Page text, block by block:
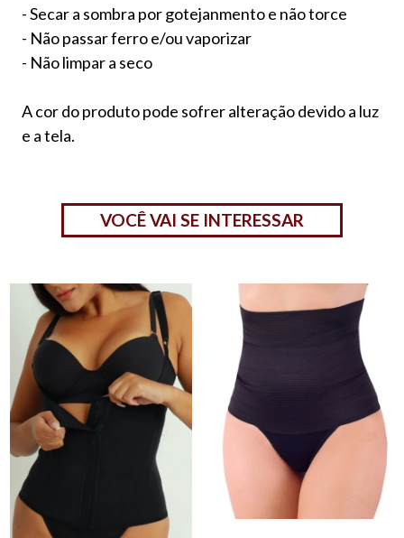
- Secar a sombra por gotejanmento e não torce
- Não passar ferro e/ou vaporizar
- Não limpar a seco
A cor do produto pode sofrer alteração devido a luz
e a tela.
VOCÊ VAI SE INTERESSAR